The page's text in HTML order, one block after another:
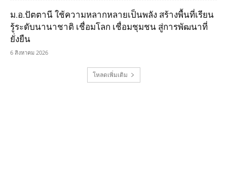
ม.อ.ปัตตานี ใช้ความหลากหลายเป็นพลัง สร้างพื้นที่เรียน
รู้ระดับนานาชาติ เชื่อมโลก เชื่อมชุมชน สู่การพัฒนาที่
ยั่งยืน
6 สิงหาคม 2026
โหลดเพิ่มเติม